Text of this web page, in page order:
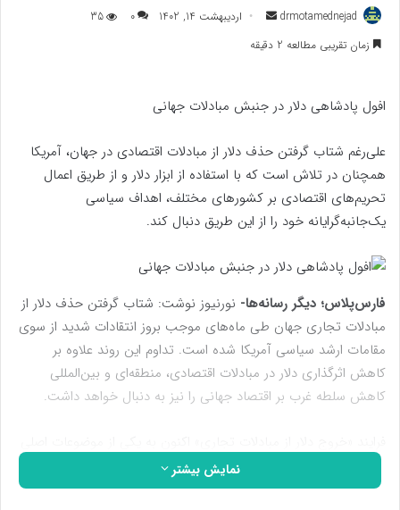
drmotamednejad
ارسال
به
اردیبهشت 14, 1402 0
35
زمان تقریبی مطالعه 2 دقیقه
افول پادشاهی دلار در جنبش مبادلات جهانی
علی‌رغم شتاب گرفتن حذف دلار از مبادلات اقتصادی در جهان، آمریکا
همچنان در تلاش است که با استفاده از ابزار دلار و از طریق اعمال
تحریم‌های اقتصادی بر کشورهای مختلف، اهداف سیاسی
یک‌جانبه‌گرایانه خود را از این طریق دنبال کند.
فارس‌پلاس؛ دیگر رسانه‌ها- نورنیوز نوشت: شتاب گرفتن حذف دلار از
مبادلات تجاری جهان طی ماه‌های موجب بروز انتقادات شدید از سوی
مقامات ارشد سیاسی آمریکا شده است. تداوم این روند علاوه بر
کاهش اثرگذاری دلار در مبادلات اقتصادی، منطقه‌ای و بین‌المللی
کاهش سلطه غرب بر اقتصاد جهانی را نیز به دنبال خواهد داشت.
بزرگ‌ترین اقتصادهای جهان تبدیل شده و سیستم بانکی ایالات‌متحده
را وارد مخاطرات جدیدی کرده است. جایگزینی ارزهای قدرتمند دیگر در
نمایش بیشتر